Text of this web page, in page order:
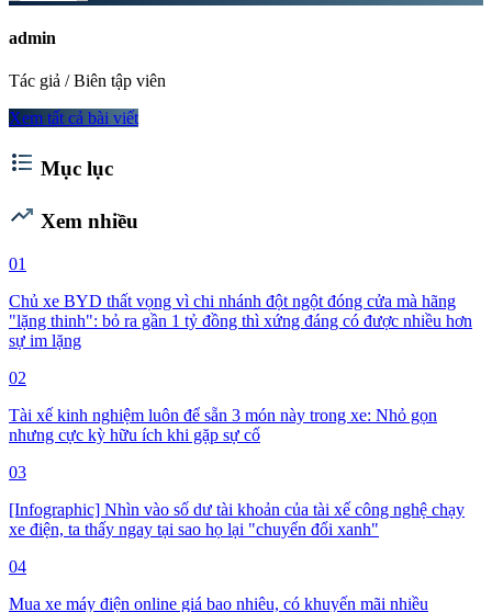
admin
Tác giả / Biên tập viên
Xem tất cả bài viết
format_list_bulleted Mục lục
trending_up Xem nhiều
01
Chủ xe BYD thất vọng vì chi nhánh đột ngột đóng cửa mà hãng
"lặng thinh": bỏ ra gần 1 tỷ đồng thì xứng đáng có được nhiều hơn
sự im lặng
02
Tài xế kinh nghiệm luôn để sẵn 3 món này trong xe: Nhỏ gọn
nhưng cực kỳ hữu ích khi gặp sự cố
03
[Infographic] Nhìn vào số dư tài khoản của tài xế công nghệ chạy
xe điện, ta thấy ngay tại sao họ lại "chuyển đổi xanh"
04
Mua xe máy điện online giá bao nhiêu, có khuyến mãi nhiều